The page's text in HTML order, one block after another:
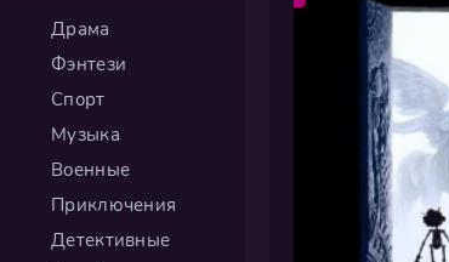
Драма
Фэнтези
Спорт
Музыка
Военные
Приключения
Детективные